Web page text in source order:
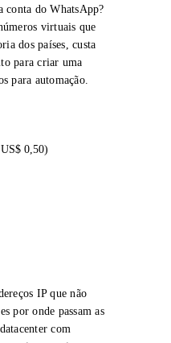
conta do WhatsApp?
virtuais que
dos países, custa
para criar uma
para automação.
0,50)
IP que não
por onde passam as
com